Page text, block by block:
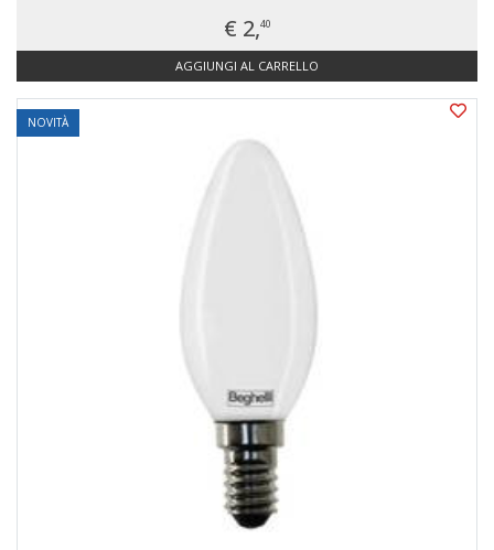
€ 2,40
AGGIUNGI AL CARRELLO
NOVITÀ